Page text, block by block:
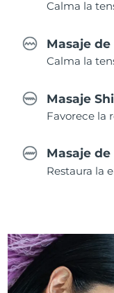
Calma la
Masaje
Calma la
Masaje
Favorece la
Masaje
Restaura la